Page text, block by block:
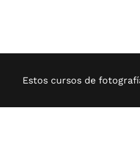
Estos cursos de